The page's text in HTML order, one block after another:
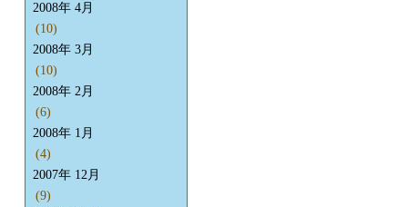
2008年 4月
(10)
2008年 3月
(10)
2008年 2月
(6)
2008年 1月
(4)
2007年 12月
(9)